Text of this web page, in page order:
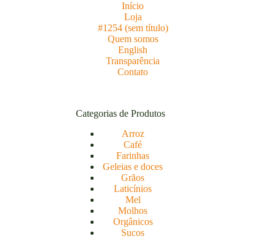
Início
Loja
#1254 (sem título)
Quem somos
English
Transparência
Contato
Categorias de Produtos
Arroz
Café
Farinhas
Geleias e doces
Grãos
Laticínios
Mel
Molhos
Orgânicos
Sucos